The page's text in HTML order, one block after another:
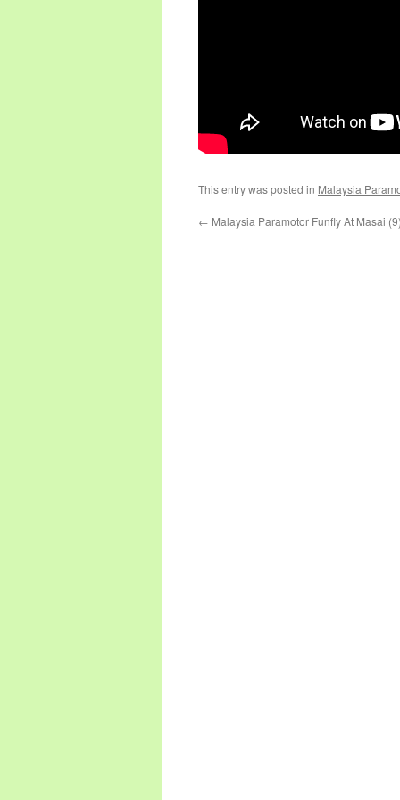
This entry was posted in Malaysia
← Malaysia Paramotor Funfly At Masai (9)